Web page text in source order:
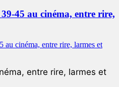
45 au cinéma, entre rire,
entre rire, larmes et